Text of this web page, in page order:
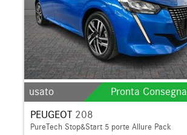
usato Pronta Consegna
PEUGEOT208
PureTech Stop&Start 5 porte Allure Pack